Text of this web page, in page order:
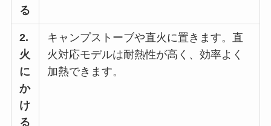
る
2.
火
に
か
け
る
キャンプストーブや直火に置きます。直
火対応モデルは耐熱性が高く、効率よく
加熱できます。